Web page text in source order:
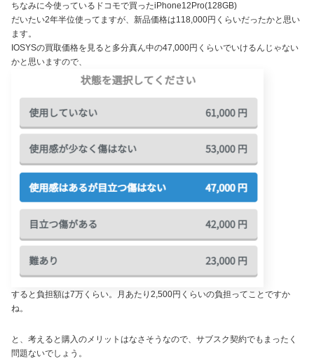
ちなみに今使っているドコモで買ったiPhone12Pro(128GB)
だいたい2年半位使ってますが、新品価格は118,000円くらいだったかと思い
ます。
IOSYSの買取価格を見ると多分真ん中の47,000円くらいでいけるんじゃない
かと思いますので、
すると負担額は7万くらい。月あたり2,500円くらいの負担ってことですか
ね。
と、考えると購入のメリットはなさそうなので、サブスク契約でもまったく
問題ないでしょう。